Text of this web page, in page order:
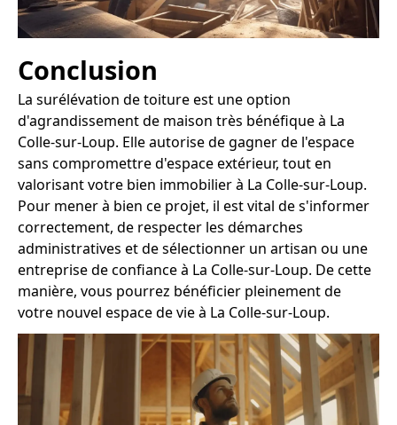
Conclusion
La surélévation de toiture est une option
d'agrandissement de maison très bénéfique à La
Colle-sur-Loup. Elle autorise de gagner de l'espace
sans compromettre d'espace extérieur, tout en
valorisant votre bien immobilier à La Colle-sur-Loup.
Pour mener à bien ce projet, il est vital de s'informer
correctement, de respecter les démarches
administratives et de sélectionner un artisan ou une
entreprise de confiance à La Colle-sur-Loup. De cette
manière, vous pourrez bénéficier pleinement de
votre nouvel espace de vie à La Colle-sur-Loup.